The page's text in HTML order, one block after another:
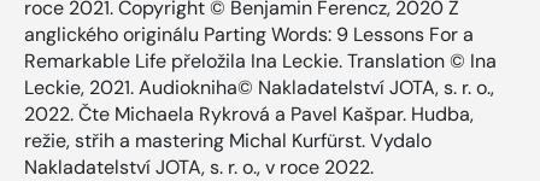
roce 2021. Copyright © Benjamin Ferencz, 2020 Z
anglického originálu Parting Words: 9 Lessons For a
Remarkable Life přeložila Ina Leckie. Translation © Ina
Leckie, 2021. Audiokniha© Nakladatelství JOTA, s. r. o.,
2022. Čte Michaela Rykrová a Pavel Kašpar. Hudba,
režie, střih a mastering Michal Kurfürst. Vydalo
Nakladatelství JOTA, s. r. o., v roce 2022.